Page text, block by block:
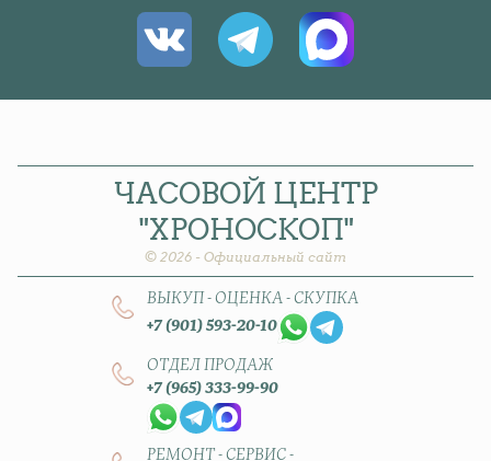
ЧАСОВОЙ ЦЕНТР
"ХРОНОСКОП"
© 2026 - Официальный сайт
ВЫКУП - ОЦЕНКА - СКУПКА
+7 (901) 593-20-10
ОТДЕЛ ПРОДАЖ
+7 (965) 333-99-90
РЕМОНТ - СЕРВИС -